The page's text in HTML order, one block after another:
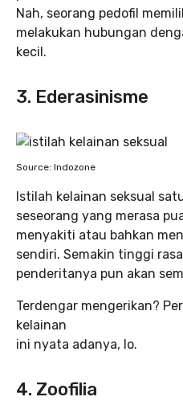
Nah, seorang pedofil
melakukan hubungan
kecil.
3. Ederasinisme
Source: Indozone
Istilah kelainan seksual
seseorang yang merasa
menyakiti atau bahkan
sendiri. Semakin tinggi
penderitanya pun akan
Terdengar mengerikan?
kelainan
ini nyata adanya, lo.
4. Zoofilia